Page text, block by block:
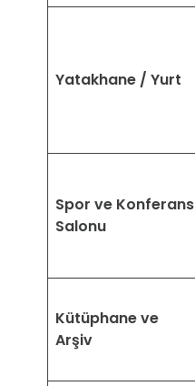
Yatakhane / Yurt
Spor ve Konferans
Salonu
Kütüphane ve
Arşiv